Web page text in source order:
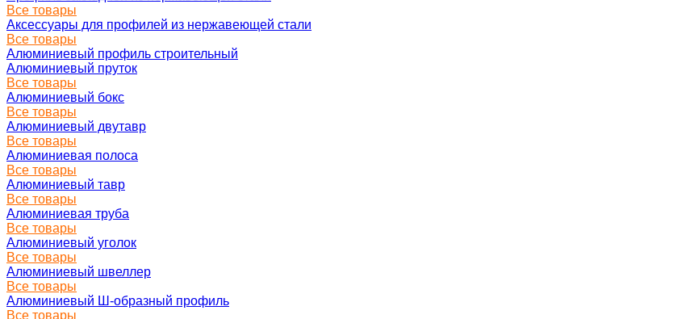
Все товары
Аксессуары для профилей из нержавеющей стали
Все товары
Алюминиевый профиль строительный
Алюминиевый пруток
Все товары
Алюминиевый бокс
Все товары
Алюминиевый двутавр
Все товары
Алюминиевая полоса
Все товары
Алюминиевый тавр
Все товары
Алюминиевая труба
Все товары
Алюминиевый уголок
Все товары
Алюминиевый швеллер
Все товары
Алюминиевый Ш-образный профиль
Все товары